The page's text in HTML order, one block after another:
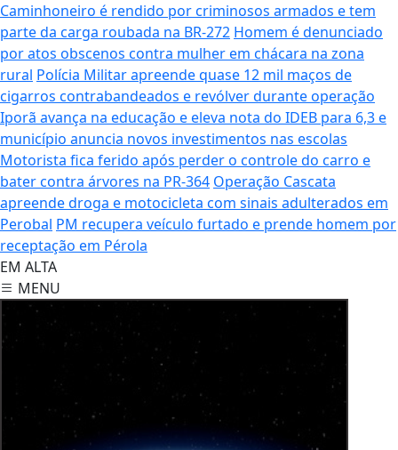
Caminhoneiro é rendido por criminosos armados e tem
parte da carga roubada na BR-272 Homem é denunciado
por atos obscenos contra mulher em chácara na zona
rural Polícia Militar apreende quase 12 mil maços de
cigarros contrabandeados e revólver durante operação
Iporã avança na educação e eleva nota do IDEB para 6,3 e
município anuncia novos investimentos nas escolas
Motorista fica ferido após perder o controle do carro e
bater contra árvores na PR-364 Operação Cascata
apreende droga e motocicleta com sinais adulterados em
Perobal PM recupera veículo furtado e prende homem por
receptação em Pérola
EM ALTA
MENU